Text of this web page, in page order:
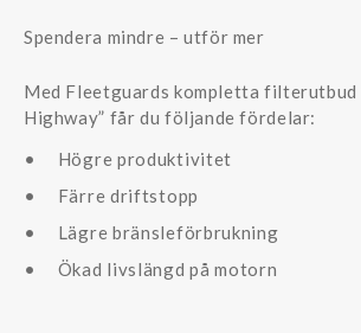
Spendera mindre – utför mer
Med Fleetguards kompletta filterutbud
Highway” får du följande fördelar:
Högre produktivitet
Färre driftstopp
Lägre bränsleförbrukning
Ökad livslängd på motorn